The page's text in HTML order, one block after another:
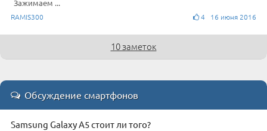
Зажимаем ...
RAMIS300 4 16 июня 2016
10 заметок
Обсуждение смартфонов
Samsung Galaxy A5 стоит ли того?